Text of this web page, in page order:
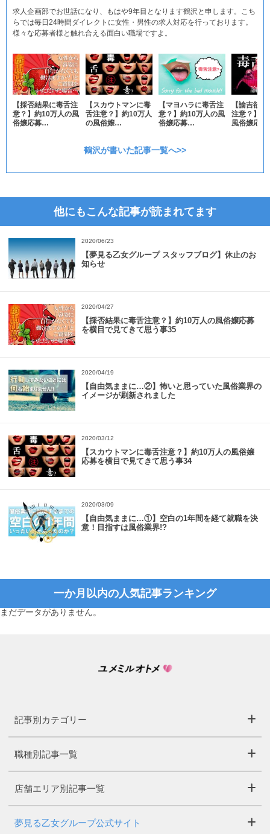
求人企画部でお世話になり、もはや9年目となります鶴沢と申します。こち
らでは毎日24時間ダイレクトに女性・男性の求人対応を行っております。
様々な応募者様と触れ合える面白い職場ですよ。
【採否結果に毒舌注
意？】約10万人の風
俗嬢応募…
【スカウトマンに毒
舌注意？】約10万人
の風俗嬢…
【マヨハラに毒舌注
意？】約10万人の風
俗嬢応募…
【諭吉欲
注意？】約
風俗嬢応…
鶴沢が書いた記事一覧へ>>
他にもこんな記事が読まれてます
2020/06/23
【夢見る乙女グループ スタッフブログ】休止のお
知らせ
2020/04/27
【採否結果に毒舌注意？】約10万人の風俗嬢応募
を横目で見てきて思う事35
2020/04/19
【自由気ままに…②】怖いと思っていた風俗業界の
イメージが刷新されました
2020/03/12
【スカウトマンに毒舌注意？】約10万人の風俗嬢
応募を横目で見てきて思う事34
2020/03/09
【自由気ままに…①】空白の1年間を経て就職を決
意！目指すは風俗業界!?
一か月以内の人気記事ランキング
まだデータがありません。
記事別カテゴリー
職種別記事一覧
店舗エリア別記事一覧
夢見る乙女グループ公式サイト